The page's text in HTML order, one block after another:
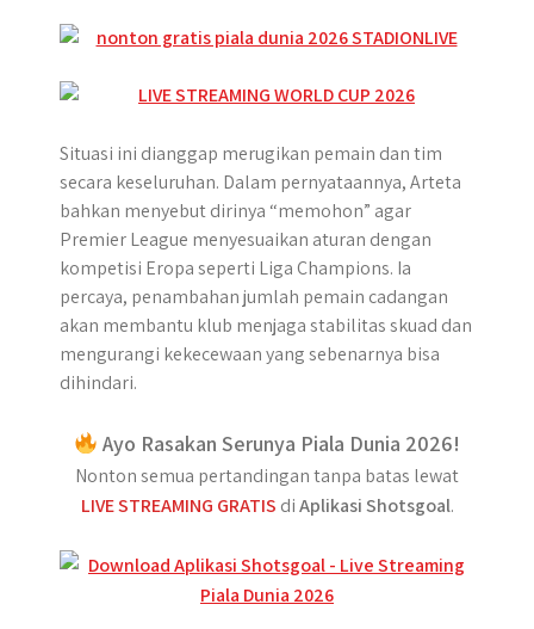
Situasi ini dianggap merugikan pemain dan tim
secara keseluruhan. Dalam pernyataannya, Arteta
bahkan menyebut dirinya “memohon” agar
Premier League menyesuaikan aturan dengan
kompetisi Eropa seperti Liga Champions. Ia
percaya, penambahan jumlah pemain cadangan
akan membantu klub menjaga stabilitas skuad dan
mengurangi kekecewaan yang sebenarnya bisa
dihindari.
Ayo Rasakan Serunya Piala Dunia 2026!
Nonton semua pertandingan tanpa batas lewat
LIVE STREAMING GRATIS diAplikasi Shotsgoal.